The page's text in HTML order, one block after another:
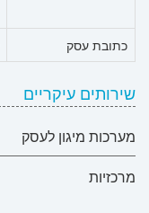
כתובת עסק
שירותים עיקריים
מערכות מיגון לעסק
מרכזיות